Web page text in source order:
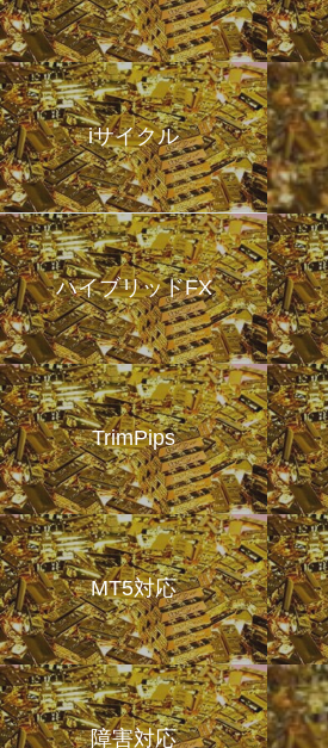
iサイクル
ハイブリッドFX
TrimPips
MT5対応
障害対応